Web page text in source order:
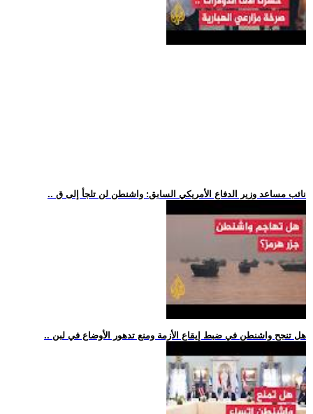
.. نائب مساعد وزير الدفاع الأمريكي السابق: واشنطن لن تلجأ إلى ق
.. هل تنجح واشنطن في ضبط إيقاع الأزمة ومنع تدهور الأوضاع في لبن